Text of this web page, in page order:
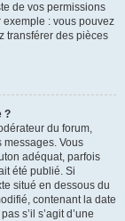
de vos permissions
exemple : vous pouvez
transférer des pièces
?
du forum,
Vous
adéquat, parfois
été publié. Si
situé en dessous du
contenant la date
s’il s’agit d’une